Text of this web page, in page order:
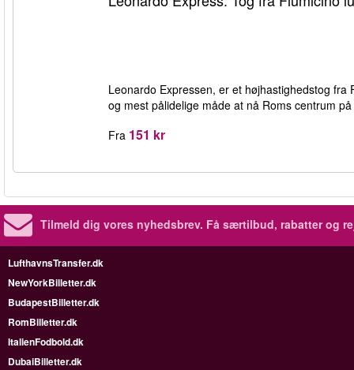
Leonardo Expressen, er et højhastighedstog
og mest pålidelige måde at nå Roms centrum
Fra 151 kr
Tilmeld dig vores nyhedsbrev. Få særtilbud, rabatter og
LufthavnsTransfer.dk
NewYorkBilletter.dk
BudapestBilletter.dk
RomBilletter.dk
ItalienFodbold.dk
DubaiBilletter.dk